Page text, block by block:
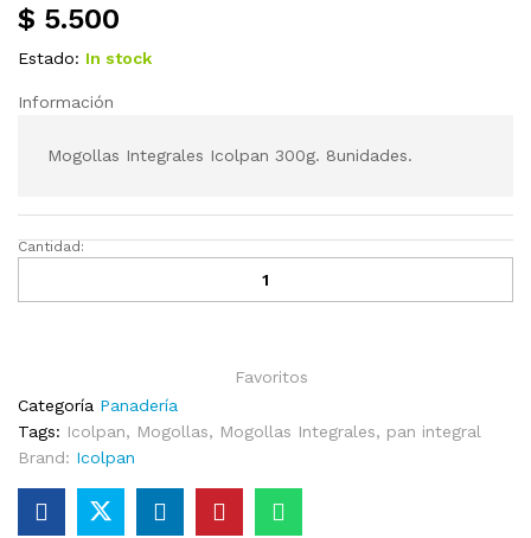
$ 5.500
Estado: In stock
Información
Mogollas Integrales Icolpan 300g. 8unidades.
Mogollas
Icolpan
Cantidad:
Favoritos
Categoría Panadería
Tags: Icolpan, Mogollas, Mogollas Integrales, pan integral
Brand: Icolpan